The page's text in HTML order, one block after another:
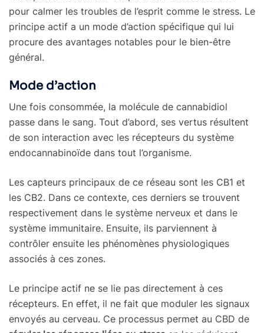
pour calmer les troubles de l’esprit comme le stress. Le
principe actif a un mode d’action spécifique qui lui
procure des avantages notables pour le bien-être
général.
Mode d’action
Une fois consommée, la molécule de cannabidiol
passe dans le sang. Tout d’abord, ses vertus résultent
de son interaction avec les récepteurs du système
endocannabinoïde dans tout l’organisme.
Les capteurs principaux de ce réseau sont les CB1 et
les CB2. Dans ce contexte, ces derniers se trouvent
respectivement dans le système nerveux et dans le
système immunitaire. Ensuite, ils parviennent à
contrôler ensuite les phénomènes physiologiques
associés à ces zones.
Le principe actif ne se lie pas directement à ces
récepteurs. En effet, il ne fait que moduler les signaux
envoyés au cerveau. Ce processus permet au CBD de